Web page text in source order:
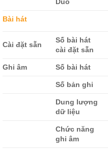
Bài hát
Cài đặt sẵn
Số bài hát
cài đặt sẵn
Ghi âm Số bài hát
Số bản ghi
Dung lượng
dữ liệu
Chức năng
ghi âm